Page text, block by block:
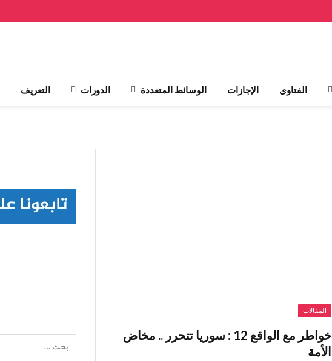
الفتاوى الإجازات الوسائط المتعددة الدورات التعريف
المقالات
خواطر مع الواقع 12 : سوريا تتحرر .. مخاض
الأمة